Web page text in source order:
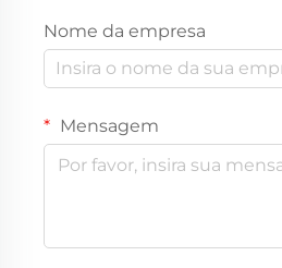
Nome da empresa
Mensagem